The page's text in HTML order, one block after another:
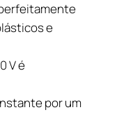
e
V é
por um